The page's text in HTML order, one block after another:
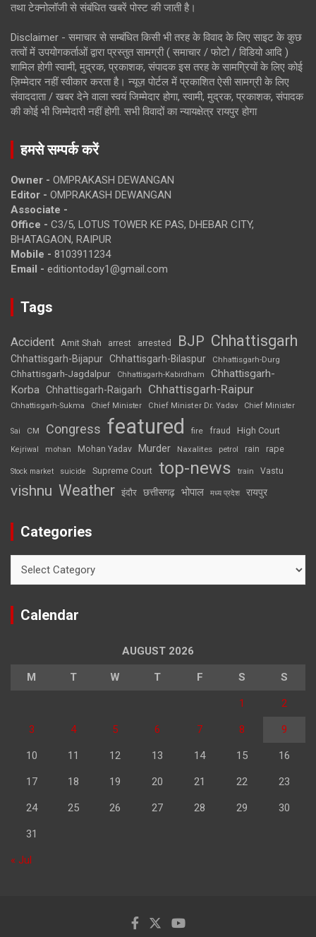
तथा टेक्नोलॉजी से संबंधित खबरें पोस्ट की जाती है।
Disclaimer - समाचार से सम्बंधित किसी भी तरह के विवाद के लिए साइट के कुछ
तत्वों में उपयोगकर्ताओं द्वारा प्रस्तुत सामग्री ( समाचार / फोटो / विडियो आदि )
शामिल होगी स्वामी, मुद्रक, प्रकाशक, संपादक इस तरह के सामग्रियों के लिए कोई
ज़िम्मेदार नहीं स्वीकार करता है। न्यूज़ पोर्टल में प्रकाशित ऐसी सामग्री के लिए
संवाददाता / खबर देने वाला स्वयं जिम्मेदार होगा, स्वामी, मुद्रक, प्रकाशक, संपादक
की कोई भी जिम्मेदारी नहीं होगी. सभी विवादों का न्यायक्षेत्र रायपुर होगा
हमसे सम्पर्क करें
Owner - OMPRAKASH DEWANGAN
Editor - OMPRAKASH DEWANGAN
Associate -
Office - C3/5, LOTUS TOWER KE PAS, DHEBAR CITY,
BHATAGAON, RAIPUR
Mobile - 8103911234
Email - editiontoday1@gmail.com
Tags
Accident Amit Shah arrest arrested BJP Chhattisgarh
Chhattisgarh-Bijapur Chhattisgarh-Bilaspur Chhattisgarh-Durg
Chhattisgarh-Jagdalpur Chhattisgarh-Kabirdham
Chhattisgarh-
Korba Chhattisgarh-Raigarh Chhattisgarh-Raipur
Chhattisgarh-Sukma Chief Minister Chief Minister Dr. Yadav Chief Minister
Sai CM Congress featured fire fraud High Court
Kejriwal mohan Mohan Yadav Murder Naxalites petrol rain rape
Stock market suicide Supreme Court top-news train Vastu
vishnu Weather इंदौर छत्तीसगढ़ भोपाल मध्य प्रदेश रायपुर
Categories
Calendar
AUGUST 2026
M T W T F S S
1 2
3 4 5 6 7 8 9
10 11 12 13 14 15 16
17 18 19 20 21 22 23
24 25 26 27 28 29 30
31
« Jul